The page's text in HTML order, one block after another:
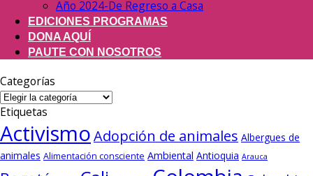
Año 2024-De Regreso a Casa
EDICIONES PROGRAMAS
DONA AQUÍ
PAUTE CON NOSOTROS
Categorías
Categorías
Etiquetas
ActivismoAdopción de animales Albergues de
animales Alimentación consciente Ambiental Antioquia Arauca